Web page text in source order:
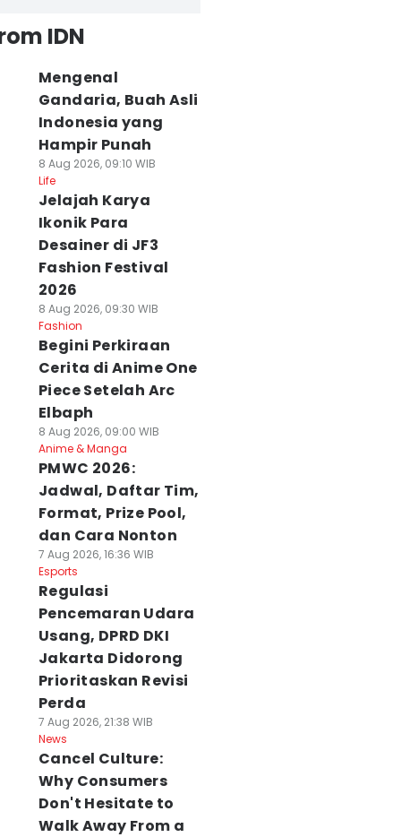
IDN
Mengenal
Gandaria, Buah Asli
Indonesia yang
Hampir Punah
8 Aug 2026, 09:10 WIB
Life
Jelajah Karya
Ikonik Para
Desainer di JF3
Fashion Festival
2026
8 Aug 2026, 09:30 WIB
Fashion
Begini Perkiraan
Cerita di Anime One
Piece Setelah Arc
Elbaph
8 Aug 2026, 09:00 WIB
Anime & Manga
PMWC 2026:
Jadwal, Daftar Tim,
Format, Prize Pool,
dan Cara Nonton
7 Aug 2026, 16:36 WIB
Esports
Regulasi
Pencemaran Udara
Usang, DPRD DKI
Jakarta Didorong
Prioritaskan Revisi
Perda
7 Aug 2026, 21:38 WIB
News
Cancel Culture:
Why Consumers
Don't Hesitate to
Walk Away From a